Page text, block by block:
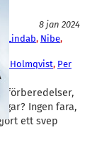
8 jan 2024
Lindab, Nibe
Holmqvist, Per
Ingen fara,
ett svep